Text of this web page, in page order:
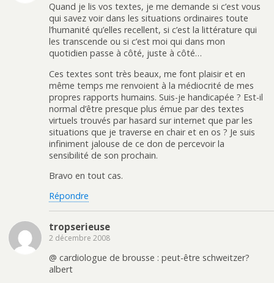
Quand je lis vos textes, je me demande si c’est vous
qui savez voir dans les situations ordinaires toute
l’humanité qu’elles recellent, si c’est la littérature qui
les transcende ou si c’est moi qui dans mon
quotidien passe à côté, juste à côté…
Ces textes sont très beaux, me font plaisir et en
même temps me renvoient à la médiocrité de mes
propres rapports humains. Suis-je handicapée ? Est-il
normal d’être presque plus émue par des textes
virtuels trouvés par hasard sur internet que par les
situations que je traverse en chair et en os ? Je suis
infiniment jalouse de ce don de percevoir la
sensibilité de son prochain.
Bravo en tout cas.
Répondre
tropserieuse
2 décembre 2008
@ cardiologue de brousse : peut-être schweitzer?
albert